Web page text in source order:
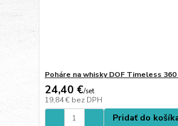
Poháre na whisky DOF Timeless 360
24,40 €/set
19,84 € bez DPH
Pridať do